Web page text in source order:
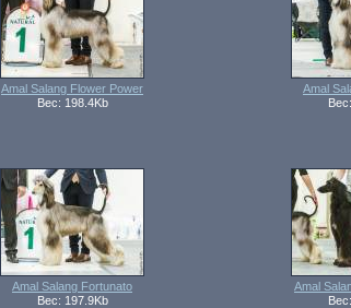
Amal Salang Flower Power
Вес: 198.4Kb
Amal
Amal Salang Fortunato
Вес: 197.9Kb
Amal